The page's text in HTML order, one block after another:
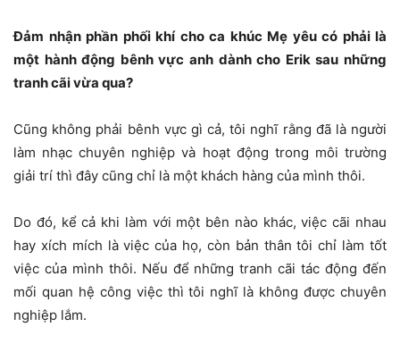
Đảm nhận phần phối khí cho ca khúc Mẹ yêu có phải là
một hành động bênh vực anh dành cho Erik sau những
tranh cãi vừa qua?
Cũng không phải bênh vực gì cả, tôi nghĩ rằng đã là người
làm nhạc chuyên nghiệp và hoạt động trong môi trường
giải trí thì đây cũng chỉ là một khách hàng của mình thôi.
Do đó, kể cả khi làm với một bên nào khác, việc cãi nhau
hay xích mích là việc của họ, còn bản thân tôi chỉ làm tốt
việc của mình thôi. Nếu để những tranh cãi tác động đến
mối quan hệ công việc thì tôi nghĩ là không được chuyên
nghiệp lắm.